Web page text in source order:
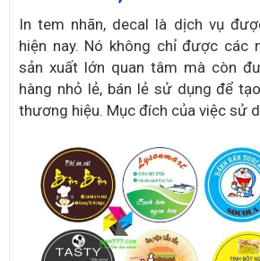
In tem nhãn, decal là dịch vụ
hiện nay. Nó không chỉ được các
sản xuất lớn quan tâm mà còn
hàng nhỏ lẻ, bán lẻ sử dụng để
thương hiệu. Mục đích của việc sử